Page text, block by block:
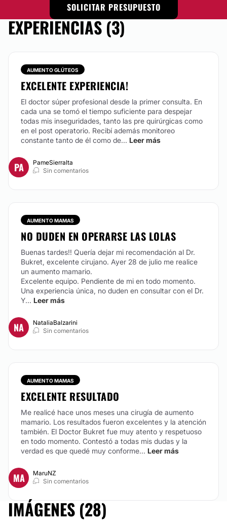
SOLICITAR PRESUPUESTO
EXPERIENCIAS (3)
AUMENTO GLÚTEOS
EXCELENTE EXPERIENCIA!
El doctor súper profesional desde la primer consulta. En
cada una se tomó el tiempo suficiente para despejar
todas mis inseguridades, tanto las pre quirúrgicas como
en el post operatorio. Recibí además monitoreo
constante tanto de él como de... Leer más
PA
PameSierralta
Sin comentarios
AUMENTO MAMAS
NO DUDEN EN OPERARSE LAS LOLAS
Buenas tardes!! Quería dejar mi recomendación al Dr.
Bukret, excelente cirujano. Ayer 28 de julio me realice
un aumento mamario.
Excelente equipo. Pendiente de mi en todo momento.
Una experiencia única, no duden en consultar con el Dr.
Y... Leer más
NA
NataliaBalzarini
Sin comentarios
AUMENTO MAMAS
EXCELENTE RESULTADO
Me realicé hace unos meses una cirugía de aumento
mamario. Los resultados fueron excelentes y la atención
también. El Doctor Bukret fue muy atento y respetuoso
en todo momento. Contestó a todas mis dudas y la
verdad es que quedé muy conforme... Leer más
MA
MaruNZ
Sin comentarios
IMÁGENES (28)